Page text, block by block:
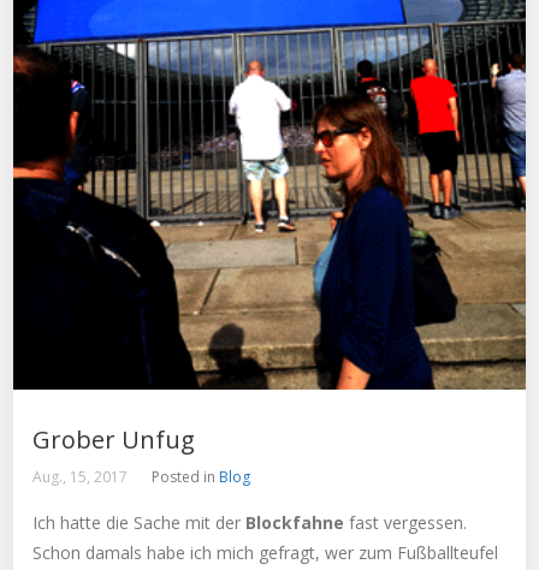
Grober Unfug
Aug., 15, 2017 Posted in Blog
Ich hatte die Sache mit der Blockfahnefast vergessen.
Schon damals habe ich mich gefragt, wer zum Fußballteufel